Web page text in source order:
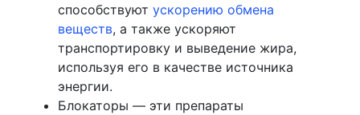
способствуют ускорению обмена
веществ, а также ускоряют
транспортировку и выведение жира,
используя его в качестве источника
энергии.
Блокаторы — эти препараты